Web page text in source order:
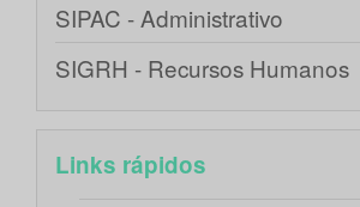
SIPAC - Administrativo
SIGRH - Recursos Humanos
Links rápidos